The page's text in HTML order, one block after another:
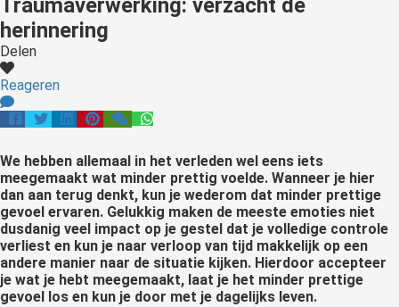
Traumaverwerking: verzacht de
herinnering
Delen
Reageren
We hebben allemaal in het verleden wel eens iets
meegemaakt wat minder prettig voelde. Wanneer je hier
dan aan terug denkt, kun je wederom dat minder prettige
gevoel ervaren. Gelukkig maken de meeste emoties niet
dusdanig veel impact op je gestel dat je volledige controle
verliest en kun je naar verloop van tijd makkelijk op een
andere manier naar de situatie kijken. Hierdoor accepteer
je wat je hebt meegemaakt, laat je het minder prettige
gevoel los en kun je door met je dagelijks leven.